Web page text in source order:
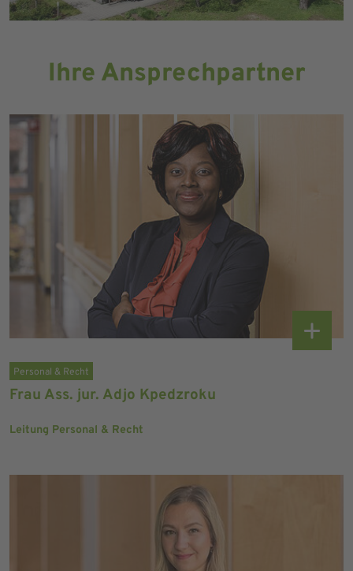
Ihre Ansprechpartner
Personal & Recht
Frau Ass. jur. Adjo Kpedzroku
Leitung Personal & Recht